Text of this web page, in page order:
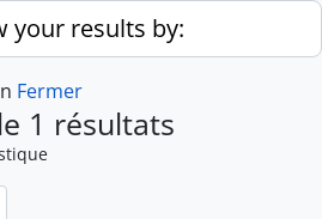
your results by:
Fermer
1 résultats